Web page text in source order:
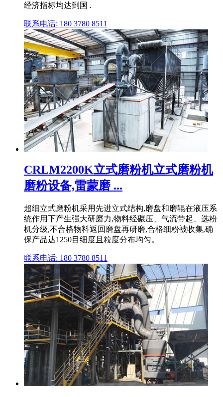
经济指标均达到国 .
联系电话: 180 3780 8511
CRLM2200K立式磨粉机立式磨粉机
磨粉设备,雷蒙磨 ...
超细立式磨粉机采用先进立式结构,磨盘和磨辊在液压系
统作用下产生强大研磨力,物料经碾压、气流带起、选粉
机分级,不合格物料返回磨盘再研磨,合格细粉被收集,确
保产品达1250目细度且粒度分布均匀。
联系电话: 180 3780 8511